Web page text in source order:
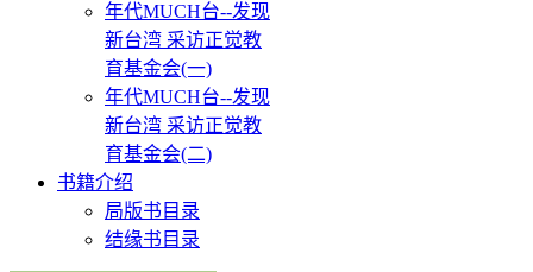
年代MUCH台--发现
新台湾 采访正觉教
育基金会(一)
年代MUCH台--发现
新台湾 采访正觉教
育基金会(二)
书籍介绍
局版书目录
结缘书目录